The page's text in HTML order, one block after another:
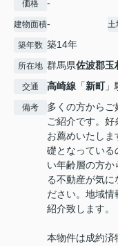
価格 -
建物面積- 土
築年数 築14年
所在地 群馬県佐波郡玉
交通 高崎線 「新町」
備考
多くの方から
ご紹介です。
お薦めいたし
礎となっている
い年齢層の方
る不動産が気に
ださい。地域
紹介致します。
本物件は成約済